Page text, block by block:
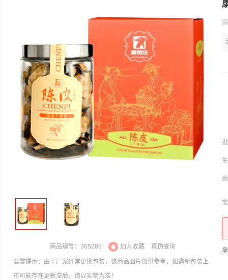
商品编号：365289 加入收藏 真伪查询
温馨提示：由于厂家经常更换包装，该商品图片仅供参考，如遇新包装上
市可能存在更新滞后，请以实物为准！